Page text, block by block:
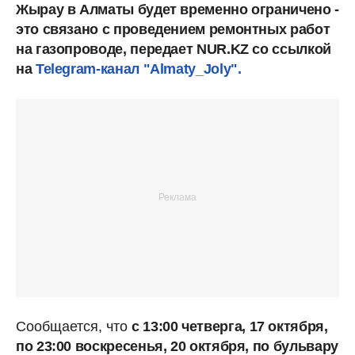
Жырау в Алматы будет временно ограничено -
это связано с проведением ремонтных работ
на газопроводе, передает NUR.KZ со ссылкой
на Telegram-канал "Almaty_Joly".
Сообщается, что с 13:00 четверга, 17 октября,
по 23:00 воскресенья, 20 октября, по бульвару